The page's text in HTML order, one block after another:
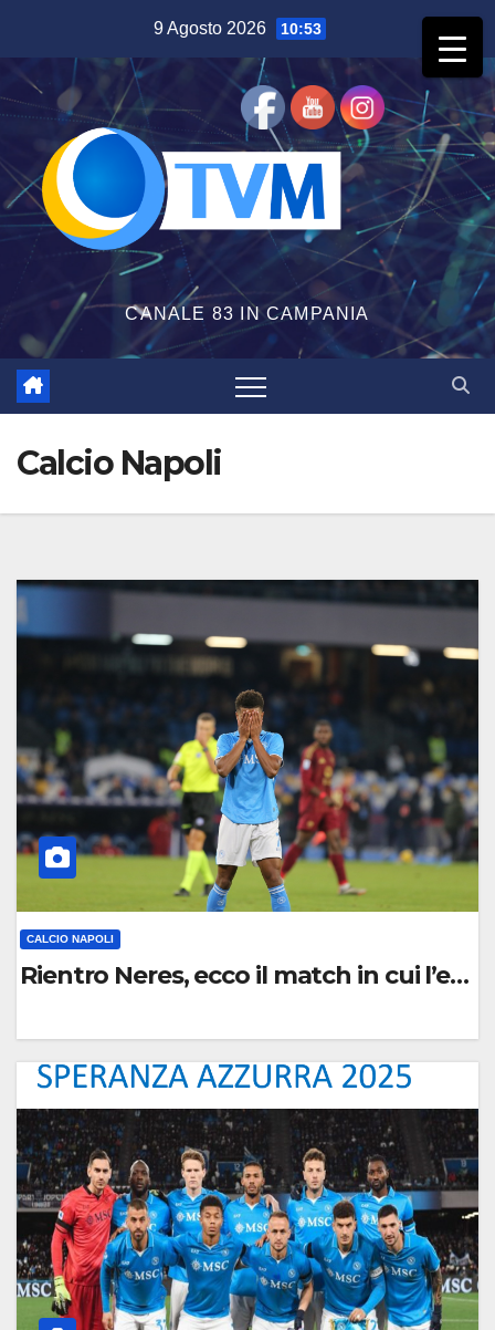
contenuto
9 Agosto 2026 10:53
CANALE 83 IN CAMPANIA
Calcio Napoli
CALCIO NAPOLI
Rientro Neres, ecco il match in cui
0
M
E
N
T
O